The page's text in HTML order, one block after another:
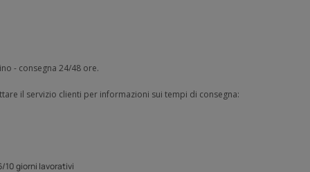
- consegna 24/48 ore.
il servizio clienti per informazioni sui tempi di consegna:
10 giorni lavorativi